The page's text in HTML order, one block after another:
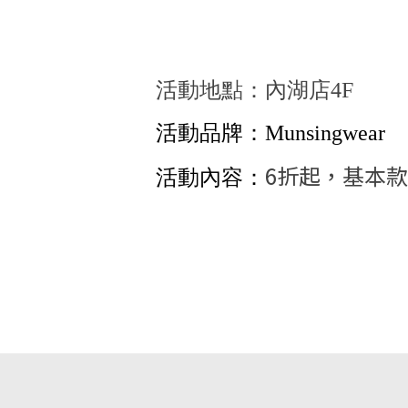
活動地點：內湖店4F
活動品牌：Munsingwear
活動內容： 6折起，基本